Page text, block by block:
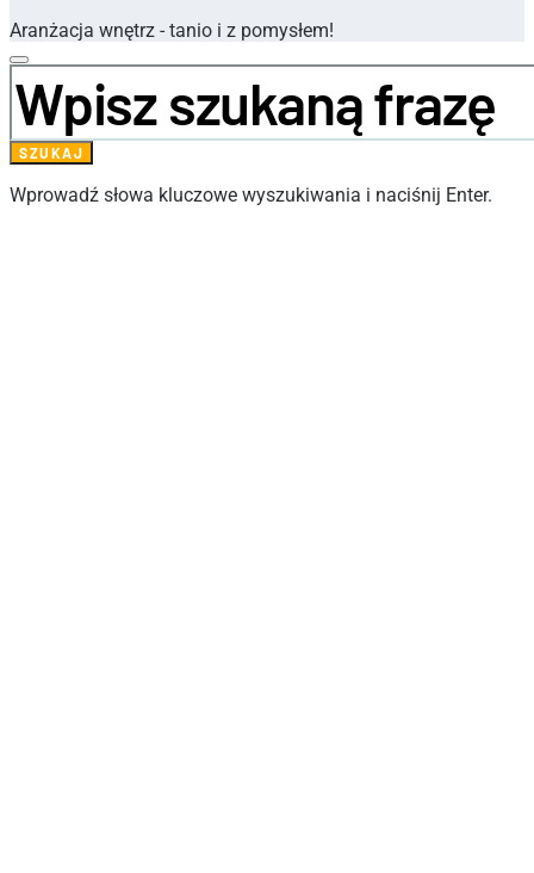
Aranżacja wnętrz - tanio i z pomysłem!
Szukaj
wyrażenia:
SZUKAJ
Wprowadź słowa kluczowe wyszukiwania i naciśnij Enter.